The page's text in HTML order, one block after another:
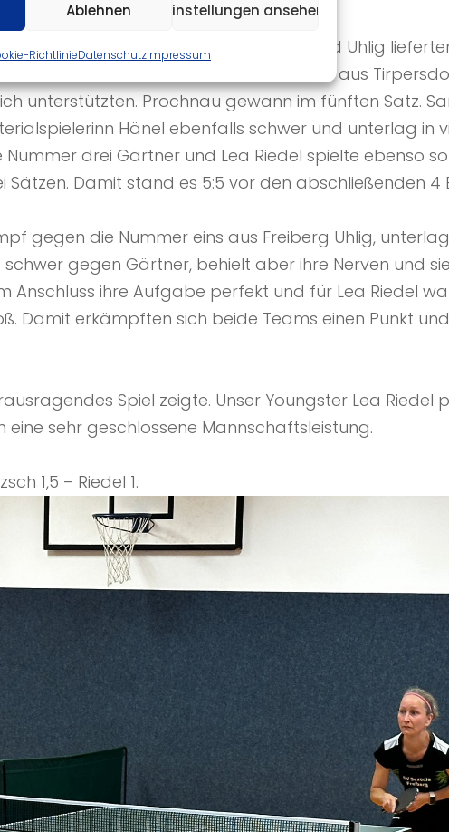
Ablehnen Einstellungen ansehen
RichtlinieDatenschutzImpressum
beiden TOP-Spielerinnen Prochnau und Uhlig
noch den Nachteil, dass die Zuschauer aus
unterstützten. Prochnau gewann im fünften Satz.
Hänel ebenfalls schwer und unterlag in
drei Gärtner und Lea Riedel spielte ebenso
Damit stand es 5:5 vor den abschließenden 4
gegen die Nummer eins aus Freiberg Uhlig,
gegen Gärtner, behielt aber ihre Nerven und
Anschluss ihre Aufgabe perfekt und für Lea Riedel
Damit erkämpften sich beide Teams einen Punkt
Spiel zeigte. Unser Youngster Lea Riedel
sehr geschlossene Mannschaftsleistung.
1,5 – Riedel 1.